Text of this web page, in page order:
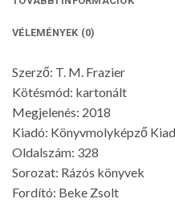
VÉLEMÉNYEK (0)
Szerző: T. M. Frazier
Kötésmód: kartonált
Megjelenés: 2018
Kiadó: Könyvmolyképző
Oldalszám: 328
Sorozat: Rázós könyvek
Fordító: Beke Zsolt